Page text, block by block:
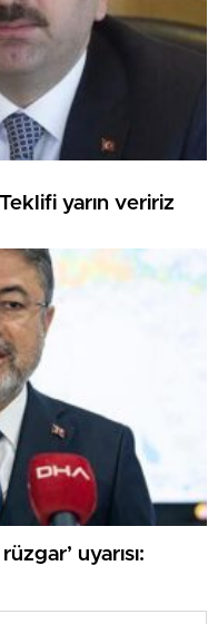
yarın veririz
uyarısı: